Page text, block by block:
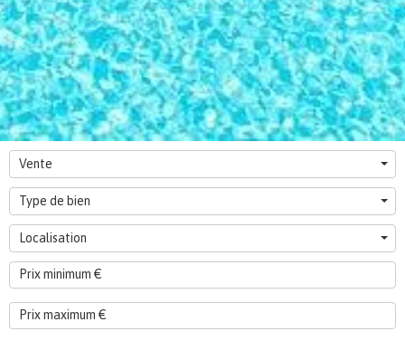
Vente
Type de bien
Localisation